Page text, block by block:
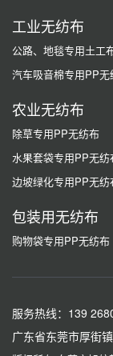
工业无纺布
公路、地毯专用土工
汽车吸音棉专用PP无
农业无纺布
除草专用PP无纺布
水果套袋专用PP无纺
边坡绿化专用PP无纺
包装用无纺布
购物袋专用PP无纺布
服务热线：139
广东省东莞市厚街